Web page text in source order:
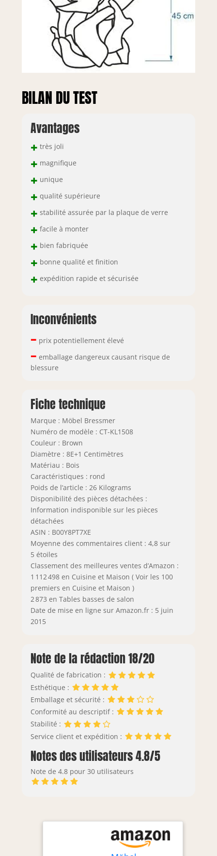
BILAN DU TEST
Avantages
+ très joli
+ magnifique
+ unique
+ qualité supérieure
+ stabilité assurée par la plaque de verre
+ facile à monter
+ bien fabriquée
+ bonne qualité et finition
+ expédition rapide et sécurisée
Inconvénients
– prix potentiellement élevé
– emballage dangereux causant risque de
blessure
Fiche technique
Marque : Möbel Bressmer
Numéro de modèle : CT-KL1508
Couleur : Brown
Diamètre : 8E+1 Centimètres
Matériau : Bois
Caractéristiques : rond
Poids de l’article : 26 Kilograms
Disponibilité des pièces détachées :
Information indisponible sur les pièces
détachées
ASIN : B00Y8PT7XE
Moyenne des commentaires client : 4,8 sur
5 étoiles
Classement des meilleures ventes d’Amazon :
1 112 498 en Cuisine et Maison ( Voir les 100
premiers en Cuisine et Maison )
2 873 en Tables basses de salon
Date de mise en ligne sur Amazon.fr : 5 juin
2015
Note de la rédaction 18/20
Qualité de fabrication :
Esthétique :
Emballage et sécurité :
Conformité au descriptif :
Stabilité :
Service client et expédition :
Notes des utilisateurs 4.8/5
Note de 4.8 pour 30 utilisateurs